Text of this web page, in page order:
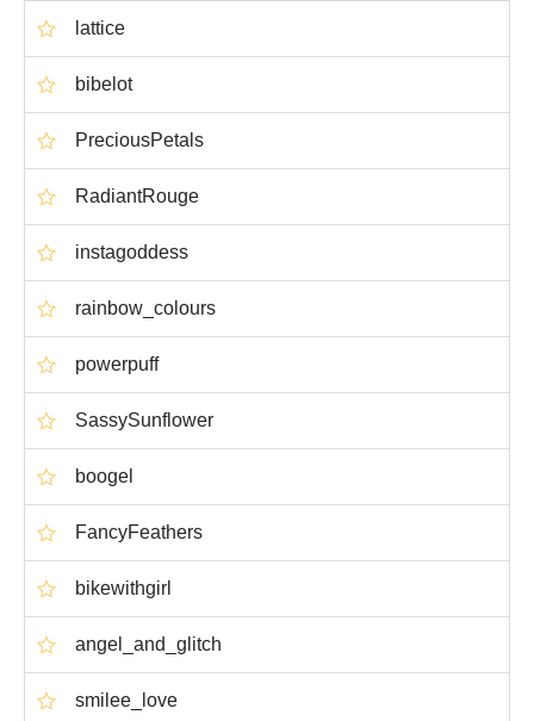
lattice
bibelot
PreciousPetals
RadiantRouge
instagoddess
rainbow_colours
powerpuff
SassySunflower
boogel
FancyFeathers
bikewithgirl
angel_and_glitch
smilee_love